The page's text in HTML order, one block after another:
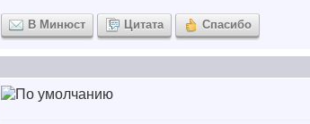
В Минюст Цитата Спасибо